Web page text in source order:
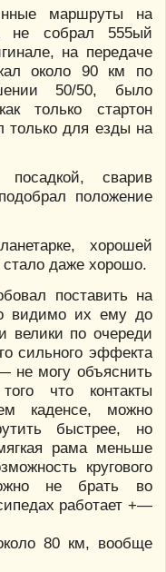
маршруты на
не собрал 555ый
на передаче
около 90 км по
50/50, было
только стартон
только для езды на
сварив
положение
хорошей
даже хорошо.
поставить на
видимо их ему до
велики по очереди
сильного эффекта
не могу объяснить
что контакты
каденсе, можно
быстрее, но
рама меньше
кругового
не брать во
работает +—
80 км, вообще